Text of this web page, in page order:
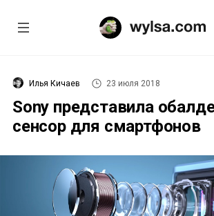
Илья Кичаев 23 июля 2018
Sony представила
сенсор для смартфонов